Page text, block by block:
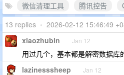
微信清理工具 腾讯控告
13 replies • 2026-02-12 15:46:49
xiaozhubin Jan 12
用过几个，基本都是解密数据库
lazinesssheep Jan 12